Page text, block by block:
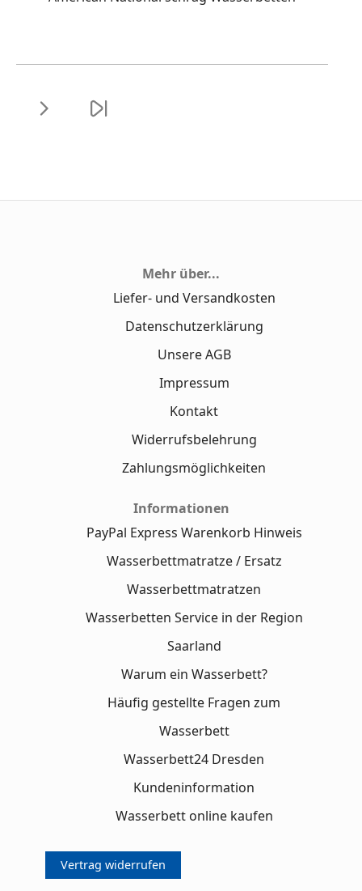
Mehr über...
Liefer- und Versandkosten
Datenschutzerklärung
Unsere AGB
Impressum
Kontakt
Widerrufsbelehrung
Zahlungsmöglichkeiten
Informationen
PayPal Express Warenkorb Hinweis
Wasserbettmatratze / Ersatz
Wasserbettmatratzen
Wasserbetten Service in der Region
Saarland
Warum ein Wasserbett?
Häufig gestellte Fragen zum
Wasserbett
Wasserbett24 Dresden
Kundeninformation
Wasserbett online kaufen
Vertrag widerrufen